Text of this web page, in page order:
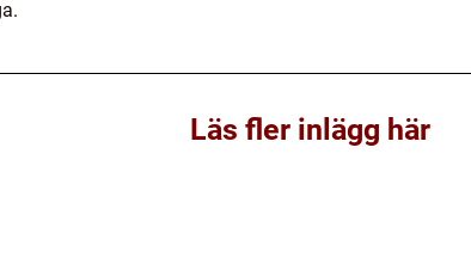
Läs fler inlägg här